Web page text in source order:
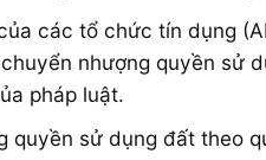
các tổ chức tín dụng
nhượng quyền sử
pháp luật.
sử dụng đất theo